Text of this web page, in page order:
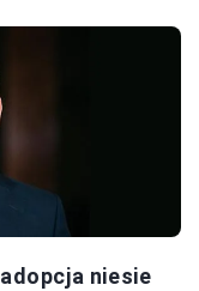
adopcja niesie